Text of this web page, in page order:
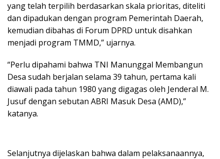
yang telah terpilih berdasarkan skala prioritas, diteliti
dan dipadukan dengan program Pemerintah Daerah,
kemudian dibahas di Forum DPRD untuk disahkan
menjadi program TMMD,” ujarnya.
“Perlu dipahami bahwa TNI Manunggal Membangun
Desa sudah berjalan selama 39 tahun, pertama kali
diawali pada tahun 1980 yang digagas oleh Jenderal M.
Jusuf dengan sebutan ABRI Masuk Desa (AMD),”
katanya.
Selanjutnya dijelaskan bahwa dalam pelaksanaannya,